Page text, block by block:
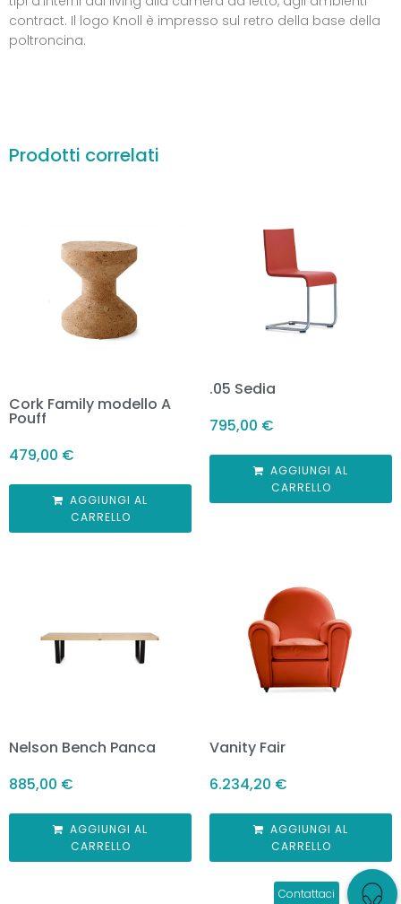
contract. Il logo Knoll è impresso sul retro della base della
poltroncina.
Prodotti correlati
Cork Family modello A
Pouff
479,00 €
AGGIUNGI AL
CARRELLO
.05 Sedia
795,00 €
AGGIUNGI AL
CARRELLO
Nelson Bench Panca
885,00 €
AGGIUNGI AL
CARRELLO
Vanity Fair
6.234,20 €
AGGIUNGI AL
CARRELLO